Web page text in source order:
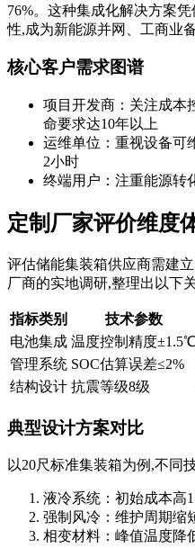
76%。这种集成化解决方案
性,成为新能源并网、工商业
核心客户需求图谱
项目开发商：关注成本
命要求达10年以上
运维单位：重视设备可
2小时
终端用户：注重能源转
定制厂家评价维度
评估储能集装箱供应商需建
厂商的实地调研,整理出以下
指标类别 技术参数
电池集成 温度控制精度±1.5℃
管理系统 SOC估算误差≤2%
结构设计 抗震等级8级
典型设计方案对比
以20尺标准集装箱为例,不同
液冷系统：初始成本高
强制风冷：维护周期缩
相变材料：峰值温度降